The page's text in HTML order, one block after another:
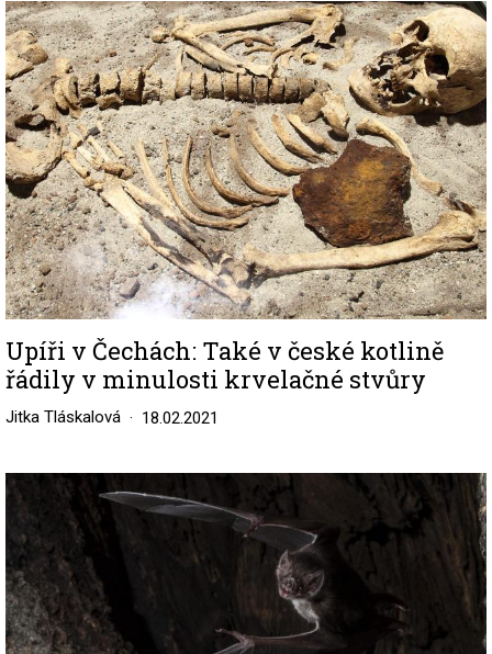
Image
Upíři v Čechách: Také v české kotlině
řádily v minulosti krvelačné stvůry
Jitka Tláskalová 18.02.2021
Image